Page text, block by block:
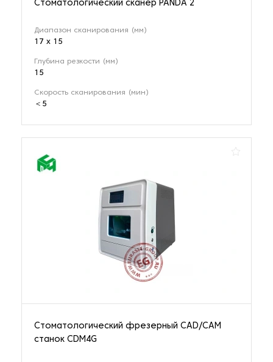
Стоматологический сканер PANDA 2
Диапазон сканирования (мм)
17 х 15
Глубина резкости (мм)
15
Скорость сканирования (мин)
＜5
Стоматологический фрезерный CAD/CAM
станок CDM4G